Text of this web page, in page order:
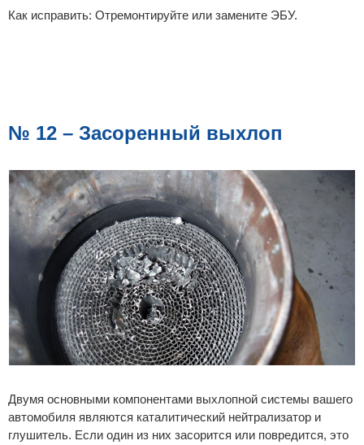
Как исправить: Отремонтируйте или замените ЭБУ.
№ 12 – Засоренный выхлоп
Двумя основными компонентами выхлопной системы вашего
автомобиля являются каталитический нейтрализатор и
глушитель. Если один из них засорится или повредится, это